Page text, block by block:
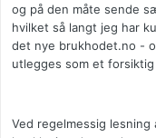
og på den måte sende
hvilket så langt jeg har
det nye brukhodet.no -
utlegges som et
Ved regelmessig